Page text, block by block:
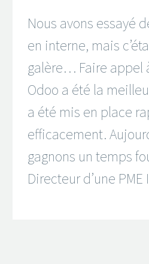
Nous avons essayé
en interne, mais
galère… Faire appel
Odoo a été la
a été mis en place
efficacement.
gagnons un temps
Directeur d’une